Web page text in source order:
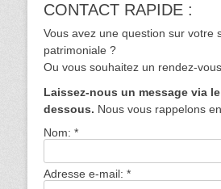
CONTACT RAPIDE :
Vous avez une question sur votre
patrimoniale ?
Ou vous souhaitez un rendez-
Laissez-nous un message via
dessous. Nous vous rappelons
Nom: *
Adresse e-mail: *